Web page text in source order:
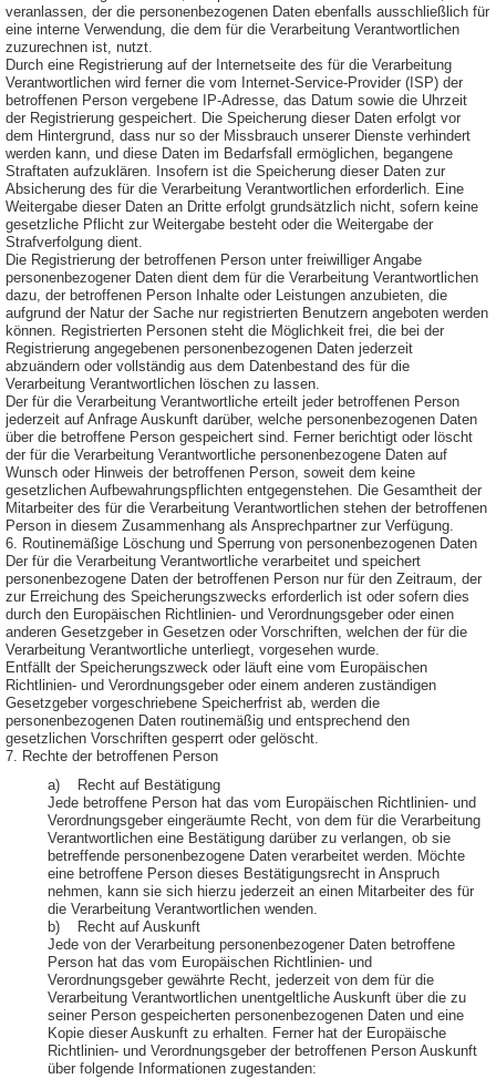
veranlassen, der die personenbezogenen Daten ebenfalls ausschließlich für
eine interne Verwendung, die dem für die Verarbeitung Verantwortlichen
zuzurechnen ist, nutzt.
Durch eine Registrierung auf der Internetseite des für die Verarbeitung
Verantwortlichen wird ferner die vom Internet-Service-Provider (ISP) der
betroffenen Person vergebene IP-Adresse, das Datum sowie die Uhrzeit
der Registrierung gespeichert. Die Speicherung dieser Daten erfolgt vor
dem Hintergrund, dass nur so der Missbrauch unserer Dienste verhindert
werden kann, und diese Daten im Bedarfsfall ermöglichen, begangene
Straftaten aufzuklären. Insofern ist die Speicherung dieser Daten zur
Absicherung des für die Verarbeitung Verantwortlichen erforderlich. Eine
Weitergabe dieser Daten an Dritte erfolgt grundsätzlich nicht, sofern keine
gesetzliche Pflicht zur Weitergabe besteht oder die Weitergabe der
Strafverfolgung dient.
Die Registrierung der betroffenen Person unter freiwilliger Angabe
personenbezogener Daten dient dem für die Verarbeitung Verantwortlichen
dazu, der betroffenen Person Inhalte oder Leistungen anzubieten, die
aufgrund der Natur der Sache nur registrierten Benutzern angeboten werden
können. Registrierten Personen steht die Möglichkeit frei, die bei der
Registrierung angegebenen personenbezogenen Daten jederzeit
abzuändern oder vollständig aus dem Datenbestand des für die
Verarbeitung Verantwortlichen löschen zu lassen.
Der für die Verarbeitung Verantwortliche erteilt jeder betroffenen Person
jederzeit auf Anfrage Auskunft darüber, welche personenbezogenen Daten
über die betroffene Person gespeichert sind. Ferner berichtigt oder löscht
der für die Verarbeitung Verantwortliche personenbezogene Daten auf
Wunsch oder Hinweis der betroffenen Person, soweit dem keine
gesetzlichen Aufbewahrungspflichten entgegenstehen. Die Gesamtheit der
Mitarbeiter des für die Verarbeitung Verantwortlichen stehen der betroffenen
Person in diesem Zusammenhang als Ansprechpartner zur Verfügung.
6. Routinemäßige Löschung und Sperrung von personenbezogenen Daten
Der für die Verarbeitung Verantwortliche verarbeitet und speichert
personenbezogene Daten der betroffenen Person nur für den Zeitraum, der
zur Erreichung des Speicherungszwecks erforderlich ist oder sofern dies
durch den Europäischen Richtlinien- und Verordnungsgeber oder einen
anderen Gesetzgeber in Gesetzen oder Vorschriften, welchen der für die
Verarbeitung Verantwortliche unterliegt, vorgesehen wurde.
Entfällt der Speicherungszweck oder läuft eine vom Europäischen
Richtlinien- und Verordnungsgeber oder einem anderen zuständigen
Gesetzgeber vorgeschriebene Speicherfrist ab, werden die
personenbezogenen Daten routinemäßig und entsprechend den
gesetzlichen Vorschriften gesperrt oder gelöscht.
7. Rechte der betroffenen Person
a) Recht auf Bestätigung
Jede betroffene Person hat das vom Europäischen Richtlinien- und
Verordnungsgeber eingeräumte Recht, von dem für die Verarbeitung
Verantwortlichen eine Bestätigung darüber zu verlangen, ob sie
betreffende personenbezogene Daten verarbeitet werden. Möchte
eine betroffene Person dieses Bestätigungsrecht in Anspruch
nehmen, kann sie sich hierzu jederzeit an einen Mitarbeiter des für
die Verarbeitung Verantwortlichen wenden.
b) Recht auf Auskunft
Jede von der Verarbeitung personenbezogener Daten betroffene
Person hat das vom Europäischen Richtlinien- und
Verordnungsgeber gewährte Recht, jederzeit von dem für die
Verarbeitung Verantwortlichen unentgeltliche Auskunft über die zu
seiner Person gespeicherten personenbezogenen Daten und eine
Kopie dieser Auskunft zu erhalten. Ferner hat der Europäische
Richtlinien- und Verordnungsgeber der betroffenen Person Auskunft
über folgende Informationen zugestanden: